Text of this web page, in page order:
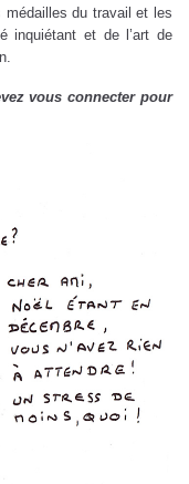
médailles du travail et les
inquiétant et de l’art de
vous connecter pour